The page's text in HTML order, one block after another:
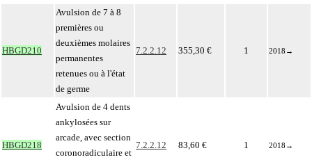
HBGD210
Avulsion de 7 à 8
premières ou
deuxièmes molaires
permanentes
retenues ou à l'état
de germe
7.2.2.12 355,30 € 1 2018 →
HBGD218
Avulsion de 4 dents
ankylosées sur
arcade, avec section
coronoradiculaire et
7.2.2.12 83,60 € 1 2018 →